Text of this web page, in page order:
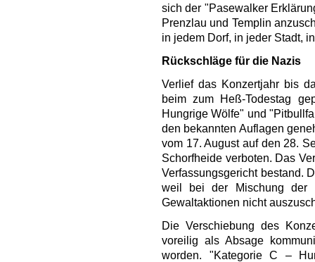
sich der "Pasewalker
Prenzlau und Templin
in jedem Dorf, in jeder Stadt,
Rückschläge für die Nazis
Verlief das Konzertjahr bis
beim zum Heß-Todestag
Hungrige Wölfe" und
den bekannten Auflagen
vom 17. August auf den 28.
Schorfheide verboten. Das
Verfassungsgericht bestand.
weil bei der Mischung der
Gewaltaktionen nicht
Die Verschiebung des
voreilig als Absage
worden. "Kategorie C –